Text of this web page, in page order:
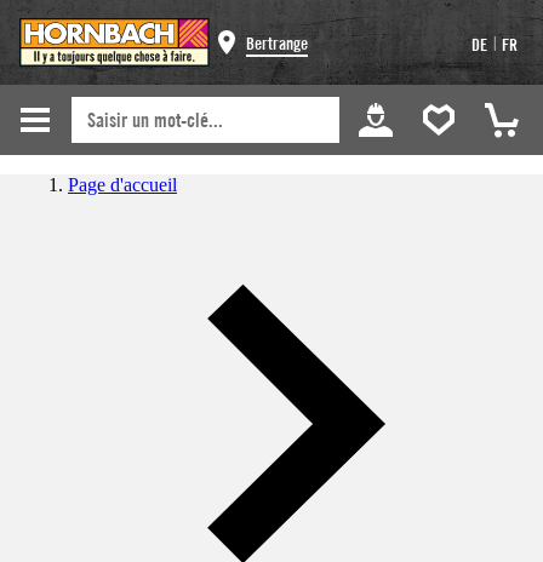
Bertrange DE | FR
Page d'accueil